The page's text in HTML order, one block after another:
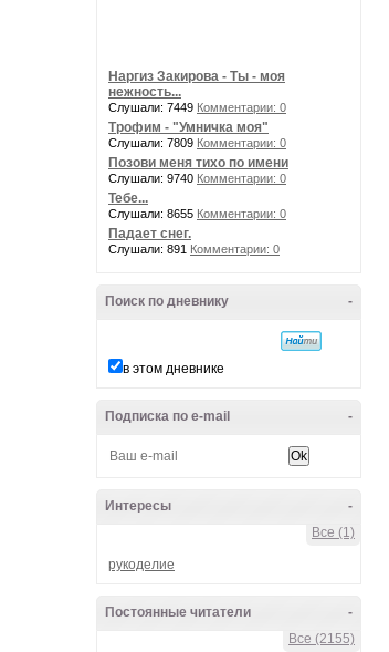
Наргиз Закирова - Ты - моя
нежность...
Слушали: 7449 Комментарии: 0
Трофим - "Умничка моя"
Слушали: 7809 Комментарии: 0
Позови меня тихо по имени
Слушали: 9740 Комментарии: 0
Тебе...
Слушали: 8655 Комментарии: 0
Падает снег.
Слушали: 891 Комментарии: 0
-
Поиск по дневнику
в этом дневнике
-
Подписка по e-mail
-
Интересы
Все (1)
рукоделие
-
Постоянные читатели
Все (2155)